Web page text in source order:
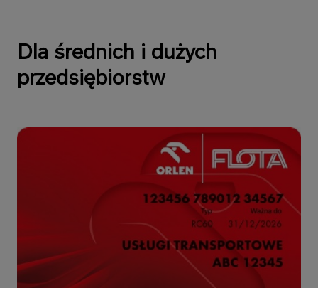
Dla średnich i dużych
przedsiębiorstw